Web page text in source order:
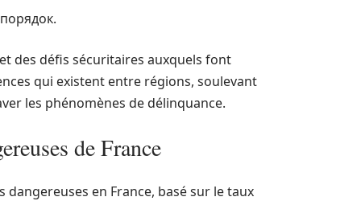
des défis sécuritaires auxquels font
qui existent entre régions, soulevant
les phénomènes de délinquance.
de France
en France, basé sur le taux